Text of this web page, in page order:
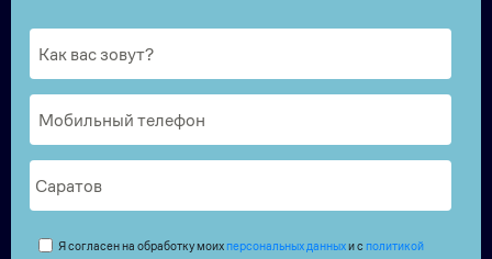
Я согласен на обработку моих персональных данныхи с политикой